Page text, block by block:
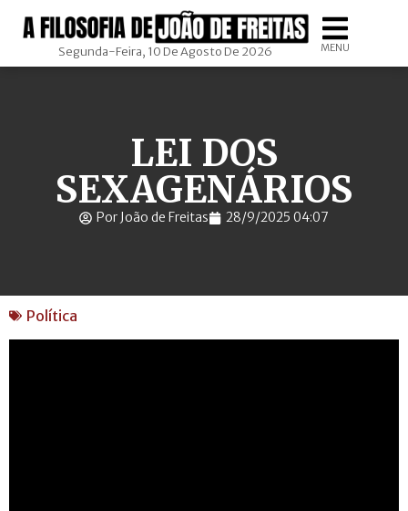
Segunda-Feira, 10 De Agosto De 2026 MENU
LEI DOS
SEXAGENÁRIOS
Por João de Freitas 28/9/2025 04:07
Política